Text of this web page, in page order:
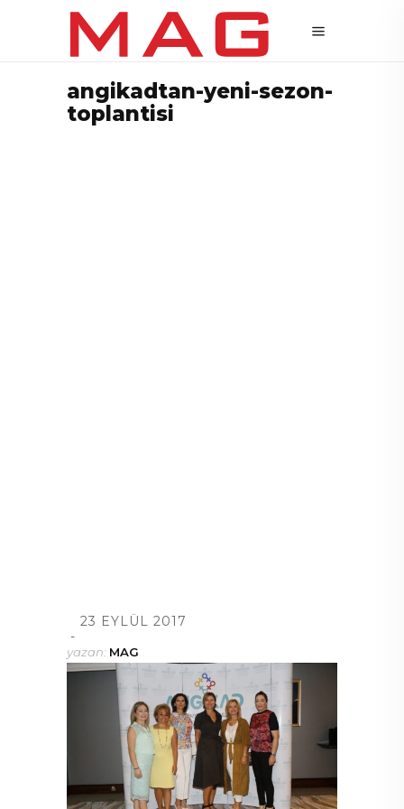
angikadtan-yeni-sezon-
toplantisi
23 EYLÜL 2017
yazan: MAG